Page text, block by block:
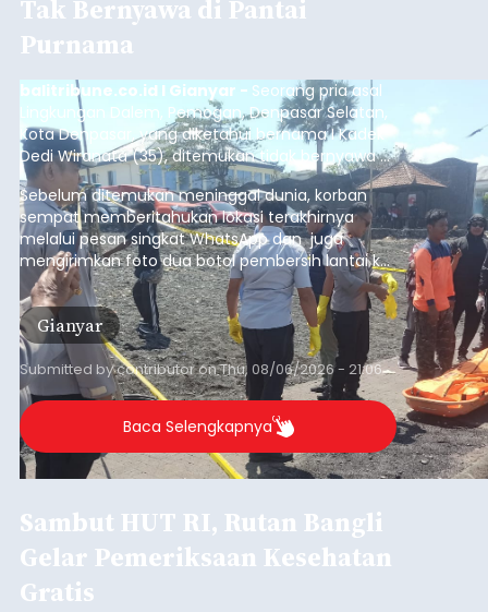
Tak Bernyawa di Pantai
Purnama
balitribune.co.id I Gianyar - Seorang pria asal
Lingkungan Dalem, Pemogan, Denpasar Selatan,
Kota Denpasar, yang diketahui bernama I Kadek
Dedi Wiranata (35), ditemukan tidak bernyawa di
pesisir Pantai Purnama, Sukawati.
Sebelum ditemukan meninggal dunia, korban
sempat memberitahukan lokasi terakhirnya
melalui pesan singkat WhatsApp dan juga
mengirimkan foto dua botol pembersih lantai ke
istrinya.
Gianyar
Submitted bycontributoronThu, 08/06/2026 - 21:06
Baca Selengkapnya
Sambut HUT RI, Rutan Bangli
Gelar Pemeriksaan Kesehatan
Gratis